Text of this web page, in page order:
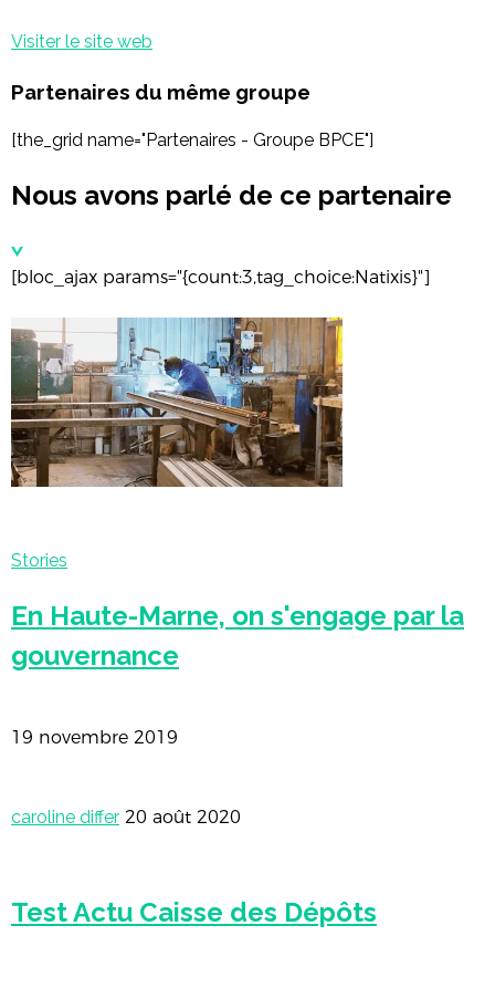
Visiter le site web
Partenaires du même groupe
[the_grid name="Partenaires - Groupe BPCE"]
Nous avons parlé de ce partenaire
[bloc_ajax params="{count:3,tag_choice:Natixis}"]
Stories
En Haute-Marne, on s'engage par la
gouvernance
19 novembre 2019
caroline differ 20 août 2020
Test Actu Caisse des Dépôts